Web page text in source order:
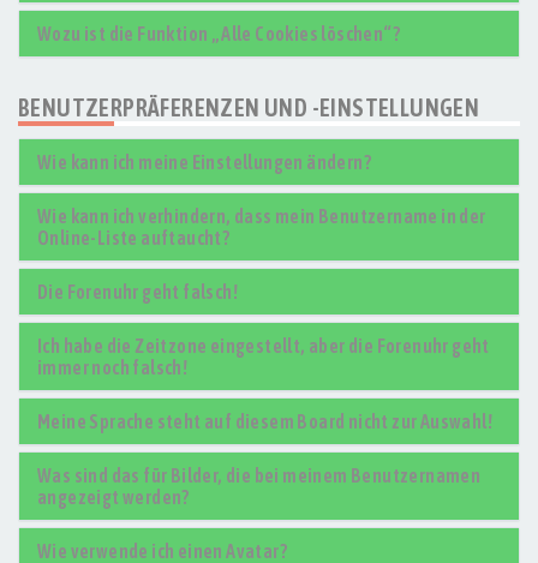
Wozu ist die Funktion „Alle Cookies löschen“?
BENUTZERPRÄFERENZEN UND -EINSTELLUNGEN
Wie kann ich meine Einstellungen ändern?
Wie kann ich verhindern, dass mein Benutzername in der
Online-Liste auftaucht?
Die Forenuhr geht falsch!
Ich habe die Zeitzone eingestellt, aber die Forenuhr geht
immer noch falsch!
Meine Sprache steht auf diesem Board nicht zur Auswahl!
Was sind das für Bilder, die bei meinem Benutzernamen
angezeigt werden?
Wie verwende ich einen Avatar?